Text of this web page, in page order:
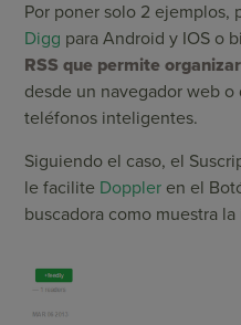
Por poner solo 2 ejemplos,
Digg para Android y IOS o
RSS que permite
desde un navegador web
teléfonos inteligentes.
Siguiendo el caso, el
le facilite Doppler en el
buscadora como muestra